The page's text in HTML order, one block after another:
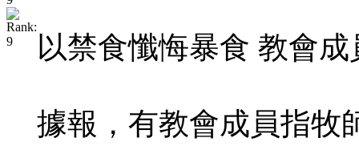
以禁食懺悔暴食 教會
據報，有教會成員指牧